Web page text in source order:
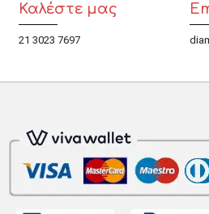
Καλέστε μας
21 3023 7697